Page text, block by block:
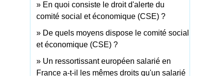
En quoi consiste le droit d'alerte du
comité social et économique (CSE) ?
De quels moyens dispose le comité social
et économique (CSE) ?
Un ressortissant européen salarié en
France a-t-il les mêmes droits qu'un salarié